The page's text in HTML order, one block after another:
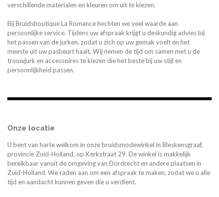
verschillende materialen en kleuren om uit te kiezen.
Bij Bruidsboutique La Romance hechten we veel waarde aan
persoonlijke service. Tijdens uw afspraak krijgt u deskundig advies bij
het passen van de jurken, zodat u zich op uw gemak voelt en het
meeste uit uw pasbeurt haalt. Wij nemen de tijd om samen met u de
trouwjurk en accessoires te kiezen die het beste bij uw stijl en
persoonlijkheid passen.
Onze locatie
U bent van harte welkom in onze bruidsmodewinkel in Bleskensgraaf,
provincie Zuid-Holland, op Kerkstraat 29. De winkel is makkelijk
bereikbaar vanuit de omgeving van Dordrecht en andere plaatsen in
Zuid-Holland. We raden aan om een afspraak te maken, zodat we u alle
tijd en aandacht kunnen geven die u verdient.